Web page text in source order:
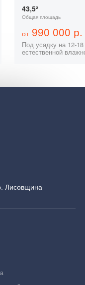
43,5²
Общая площадь
от990 000 р.
Под усадку на 12-
естественной
Лисовщина